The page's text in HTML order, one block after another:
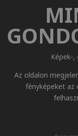
Képek-
Az oldalon
fényképeket az